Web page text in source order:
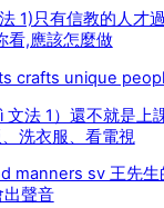
1)只有信教的人才
看,應該怎麼做
crafts unique
法 1）還不就是上
洗衣服、看電視
manners sv 王先生
出聲音